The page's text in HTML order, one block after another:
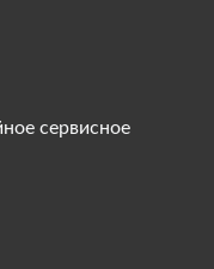
сервисное